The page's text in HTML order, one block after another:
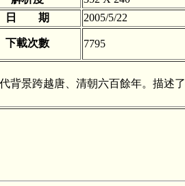
日 期
2005/5/22
下載次數 7795
背景跨越唐、清朝六百餘年。描述了